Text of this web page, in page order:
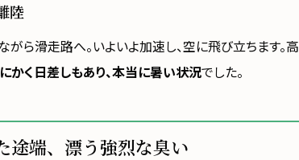
陸
がら滑走路へ。いよいよ加速し、空に飛び立ちます。
かく日差しもあり、本当に暑い状況でした。
途端、漂う強烈な臭い